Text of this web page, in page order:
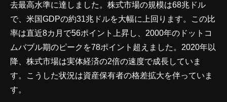
去最高水準に達しました。株式市場の規模は68兆ドル
で、米国GDPの約31兆ドルを大幅に上回ります。この比
率は直近8カ月で56ポイント上昇し、2000年のドットコ
ムバブル期のピークを78ポイント超えました。2020年以
降、株式市場は実体経済の2倍の速度で成長していま
す。こうした状況は資産保有者の格差拡大を伴っていま
す。